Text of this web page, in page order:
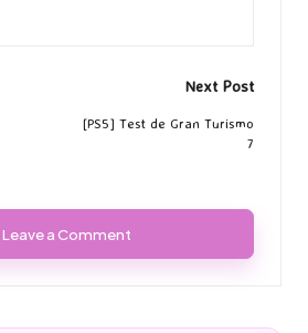
Next Post
[PS5] Test de Gran Turismo
7
Leave a Comment